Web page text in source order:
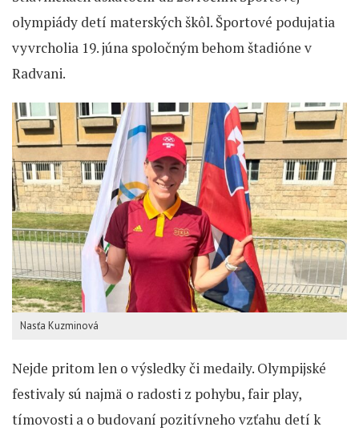
olympiády detí materských škôl. Športové podujatia
vyvrcholia 19. júna spoločným behom štadióne v
Radvani.
Nasťa Kuzminová
Nejde pritom len o výsledky či medaily. Olympijské
festivaly sú najmä o radosti z pohybu, fair play,
tímovosti a o budovaní pozitívneho vzťahu detí k